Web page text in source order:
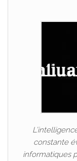
constante
informatiques